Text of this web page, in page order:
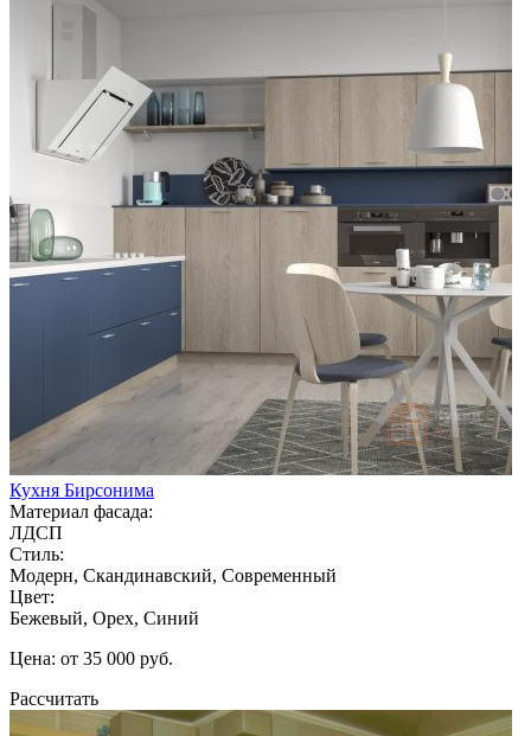
Кухня Бирсонима
Материал фасада:
ЛДСП
Стиль:
Модерн, Скандинавский, Современный
Цвет:
Бежевый, Орех, Синий
Цена: от 35 000 руб.
Рассчитать